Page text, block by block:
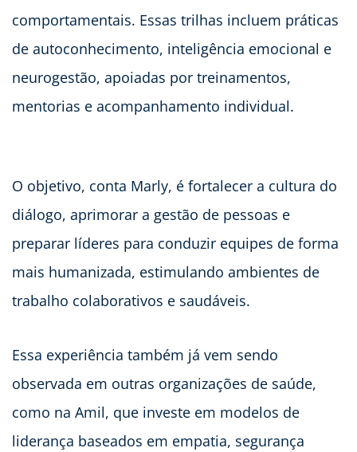
comportamentais. Essas trilhas incluem práticas
de autoconhecimento, inteligência emocional e
neurogestão, apoiadas por treinamentos,
mentorias e acompanhamento individual.
O objetivo, conta Marly, é fortalecer a cultura do
diálogo, aprimorar a gestão de pessoas e
preparar líderes para conduzir equipes de forma
mais humanizada, estimulando ambientes de
trabalho colaborativos e saudáveis.
Essa experiência também já vem sendo
observada em outras organizações de saúde,
como na Amil, que investe em modelos de
liderança baseados em empatia, segurança